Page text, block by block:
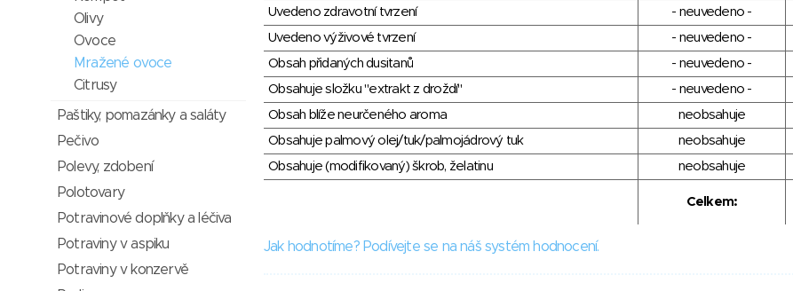
Uvedeno zdravotní tvrzení
- neuvedeno -
Uvedeno výživové tvrzení
- neuvedeno -
Obsah přidaných dusitanů
- neuvedeno -
Obsahuje složku "extrakt z droždí"
- neuvedeno -
Obsah blíže neurčeného aroma
neobsahuje
Obsahuje palmový olej/tuk/palmojádrový tuk
neobsahuje
Obsahuje (modifikovaný) škrob, želatinu
neobsahuje
Celkem:
Jak hodnotíme? Podívejte se na náš systém hodnocení.
Olivy
Ovoce
Mražené ovoce
Citrusy
Paštiky, pomazánky a saláty
Pečivo
Polevy, zdobení
Polotovary
Potravinové doplňky a léčiva
Potraviny v aspiku
Potraviny v konzervě